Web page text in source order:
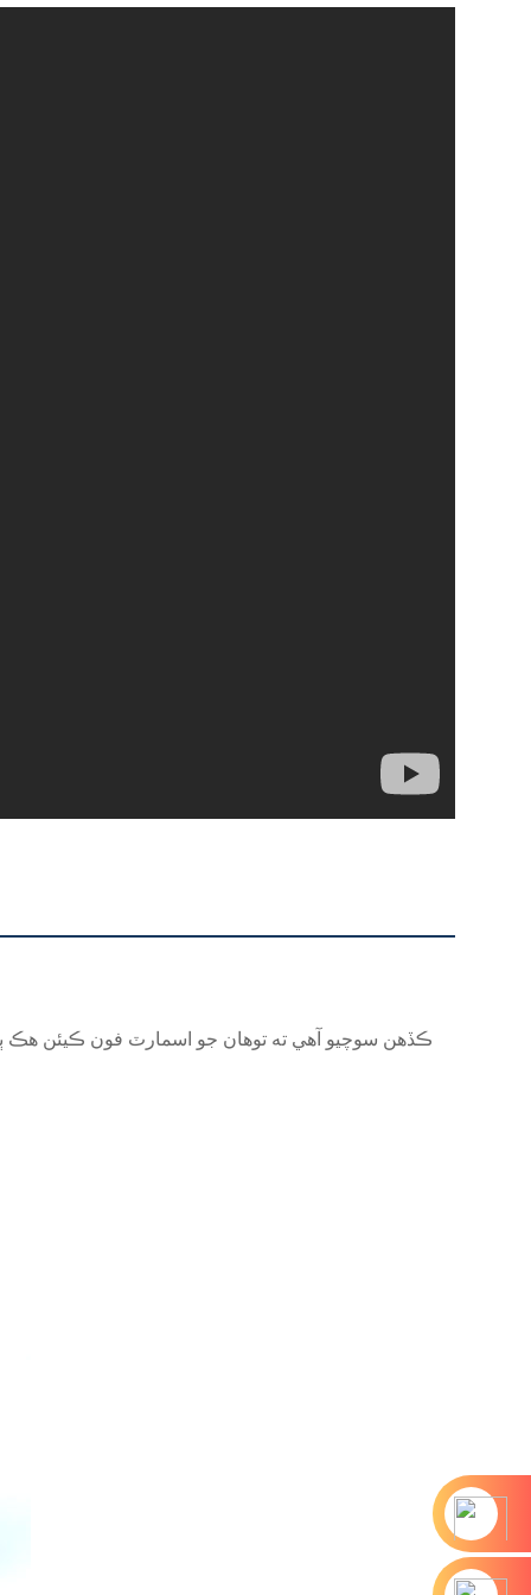
ڪڏهن سوچيو آهي ته توهان جو اسمارٽ فون ڪيئن هڪ